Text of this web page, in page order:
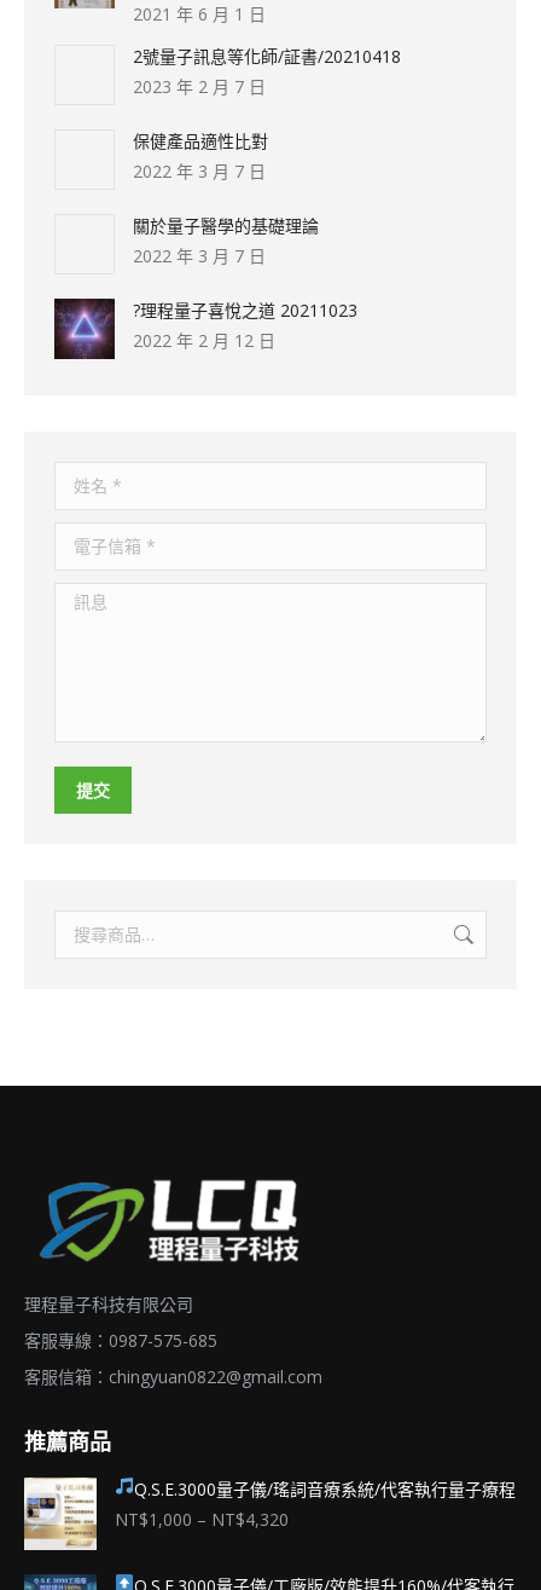
2021 年 6 月 1 日
2號量子訊息等化師/証書/20210418
2023 年 2 月 7 日
保健產品適性比對
2022 年 3 月 7 日
關於量子醫學的基礎理論
2022 年 3 月 7 日
?理程量子喜悅之道 20211023
2022 年 2 月 12 日
姓名 *
電子信箱 *
訊息
提交
理程量子科技有限公司
客服專線：0987-575-685
客服信箱： chingyuan0822@gmail.com
推薦商品
Q.S.E.3000量子儀/瑤詞音療系統/代客執行量子療程
NT$1,000 – NT$4,320